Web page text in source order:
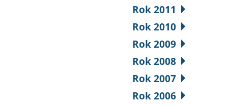
Rok 2011
Rok 2010
Rok 2009
Rok 2008
Rok 2007
Rok 2006